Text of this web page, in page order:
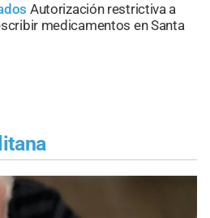
Autorización restrictiva a
medicamentos en Santa